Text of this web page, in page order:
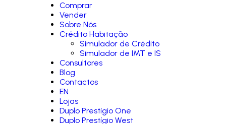
Comprar
Vender
Sobre Nós
Crédito Habitação
Simulador de Crédito
Simulador de IMT e IS
Consultores
Blog
Contactos
EN
Lojas
Duplo Prestígio One
Duplo Prestígio West